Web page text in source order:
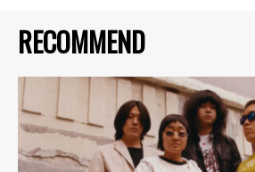
RECOMMEND